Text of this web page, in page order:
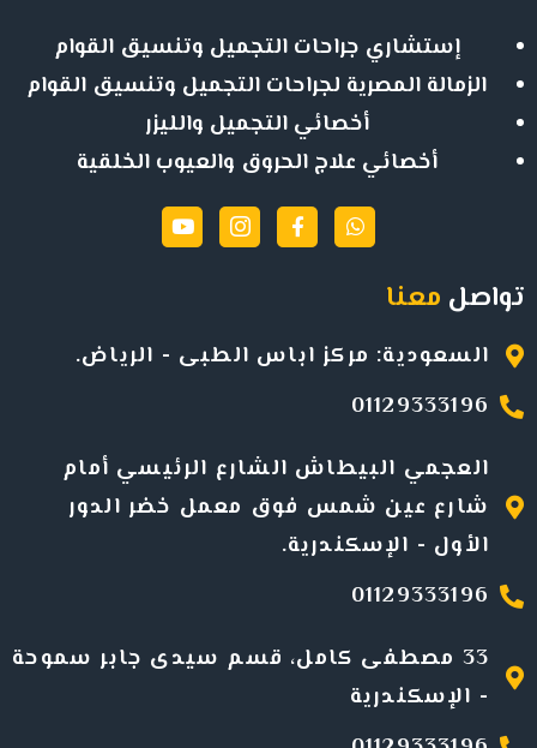
إستشاري جراحات التجميل وتنسيق القوام
الزمالة المصرية لجراحات التجميل وتنسيق القوام
أخصائي التجميل والليزر
أخصائي علاج الحروق والعيوب الخلقية
تواصل معنا
السعودية: مركز اباس الطبى - الرياض.
01129333196
العجمي البيطاش الشارع الرئيسي أمام
شارع عين شمس فوق معمل خضر الدور
الأول - الإسكندرية.
01129333196
33 مصطفى كامل، قسم سيدى جابر سموحة
- الإسكندرية